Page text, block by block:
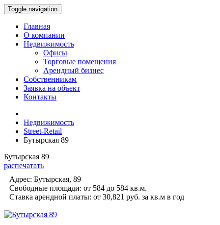
Toggle navigation
Главная
О компании
Недвижимость
Офисы
Торговые помещения
Арендный бизнес
Собственникам
Заявка на объект
Контакты
Недвижимость
Street-Retail
Бутырская 89
Бутырская 89
распечатать
Адрес: Бутырская, 89
Свободные площади: от 584 до 584 кв.м.
Ставка арендной платы: от 30,821 руб. за кв.м в год